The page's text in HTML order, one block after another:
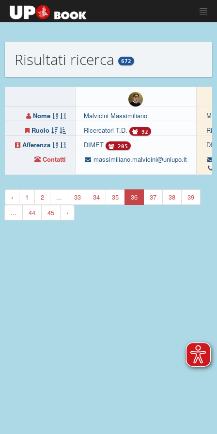
Risultati ricerca 672
Nome
Ruolo
Afferenza
Contatti
Malvicini Massimiliano
Ricercatori T.D.
92
DIMET 205
massimiliano.malvicini@uniupo.it
‹ 1 2 ... 33 34 35 36 37 38
39
...
44 45 ›